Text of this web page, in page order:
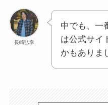
長崎弘幸
中でも、一
は公式サイ
かもありま